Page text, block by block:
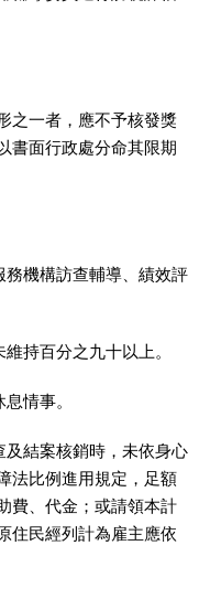
之一者，應不予核發獎
書面行政處分命其限期
機構訪查輔導、績效評
持百分之九十以上。
情事。
結案核銷時，未依身心
法比例進用規定，足額
費、代金；或請領本計
住民經列計為雇主應依